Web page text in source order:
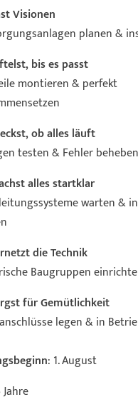
Visionen
planen &
bis es passt
montieren & perfekt
ob alles läuft
testen & Fehler beheben
alles startklar
warten &
die Technik
Baugruppen
für Gemütlichkeit
legen & in
: 1. August
Jahre